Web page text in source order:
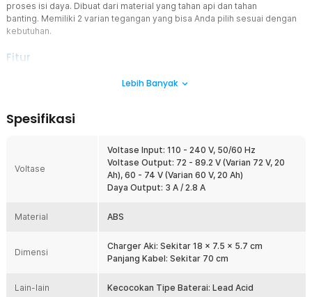
proses isi daya. Dibuat dari material yang tahan api dan tahan
banting. Memiliki 2 varian tegangan yang bisa Anda pilih sesuai dengan
kebutuhan.
Fitur
secara optimal, mengurangi waktu pengisian sekaligus menjaga
Digital Display untuk Monitoring Akurat
Layar digital yang cerah dan informatif memudahkan Anda
memantau status pengisian kapan saja. Dari daya rendah hingga
memiliki kontrol penuh terhadap proses pengisian baterai.
Charger ini dilengkapi berbagai sistem perlindungan, yaitu
perlindungan dari sambungan terbalik, kelebihan pengisian daya,
arus pendek, suhu berlebih, hingga perlindungan medan
Lebih Banyak
Spesifikasi
Voltase
Voltase Input: 110 - 240 V, 50/60 Hz
Voltase Output: 72 - 89.2 V (Varian 72 V, 20
Ah), 60 - 74 V (Varian 60 V, 20 Ah)
Daya Output: 3 A / 2.8 A
Material ABS
Dimensi
Charger Aki: Sekitar 18 x 7.5 x 5.7 cm
Panjang Kabel: Sekitar 70 cm
Lain-lain Kecocokan Tipe Baterai: Lead Acid